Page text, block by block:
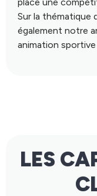
Sur la thématique
également notre
animation
LES